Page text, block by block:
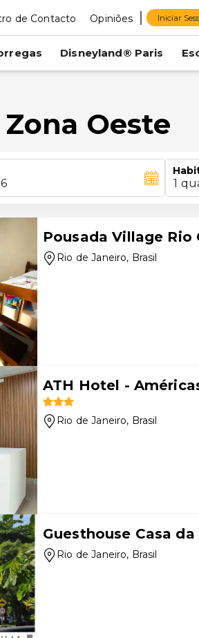
de Contacto Opiniões Iniciar
Disneyland® Paris
Oeste
1
Pousada Village Rio
Rio de Janeiro, Brasil
ATH Hotel -
Rio de Janeiro, Brasil
Guesthouse Casa
Rio de Janeiro, Brasil